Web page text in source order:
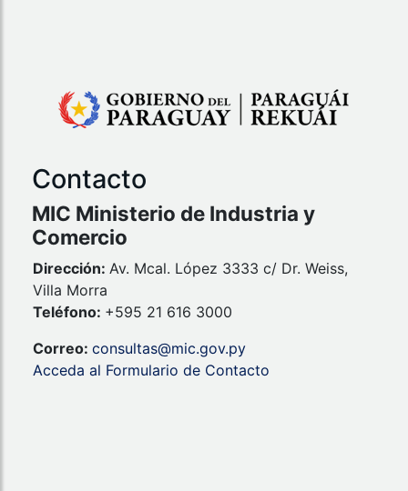
Contacto
MIC Ministerio de Industria y
Comercio
Dirección: Av. Mcal. López 3333 c/ Dr. Weiss,
Villa Morra
Teléfono: +595 21 616 3000
Correo: consultas@mic.gov.py
Acceda al Formulario de Contacto